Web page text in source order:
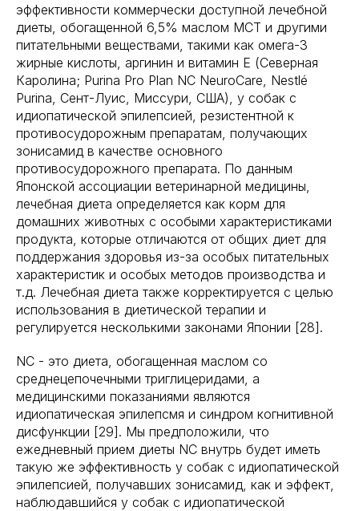
эффективности коммерчески доступной лечебной
диеты, обогащенной 6,5% маслом МСТ и другими
питательными веществами, такими как омега-3
жирные кислоты, аргинин и витамин Е (Северная
Каролина; Purina Pro Plan NC NeuroCare, Nestlé
Purina, Сент-Луис, Миссури, США), у собак с
идиопатической эпилепсией, резистентной к
противосудорожным препаратам, получающих
зонисамид в качестве основного
противосудорожного препарата. По данным
Японской ассоциации ветеринарной медицины,
лечебная диета определяется как корм для
домашних животных с особыми характеристиками
продукта, которые отличаются от общих диет для
поддержания здоровья из-за особых питательных
характеристик и особых методов производства и
т.д. Лечебная диета также корректируется с целью
использования в диетической терапии и
регулируется несколькими законами Японии [28].
NC - это диета, обогащенная маслом со
среднецепочечными триглицеридами, а
медицинскими показаниями являются
идиопатическая эпилепсмя и синдром когнитивной
дисфункции [29]. Мы предположили, что
ежедневный прием диеты NC внутрь будет иметь
такую же эффективность у собак с идиопатической
эпилепсией, получавших зонисамид, как и эффект,
наблюдавшийся у собак с идиопатической